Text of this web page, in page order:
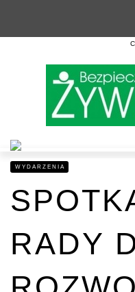
WYDARZENIA
RADY